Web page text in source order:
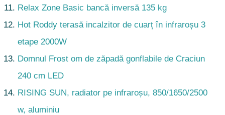
Relax Zone Basic bancă inversă 135 kg
Hot Roddy terasă incalzitor de cuarț în infraroșu 3
etape 2000W
Domnul Frost om de zăpadă gonflabile de Craciun
240 cm LED
RISING SUN, radiator pe infraroșu, 850/1650/2500
w, aluminiu